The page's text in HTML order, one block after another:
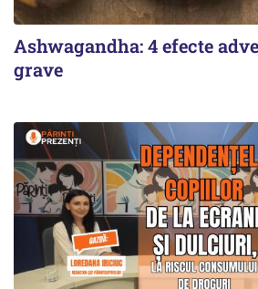
Ashwagandha: 4 efecte
grave